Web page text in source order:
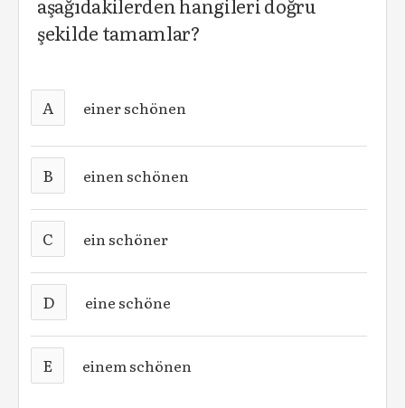
aşağıdakilerden hangileri doğru
şekilde tamamlar?
A einer schönen
B einen schönen
C ein schöner
D eine schöne
E einem schönen